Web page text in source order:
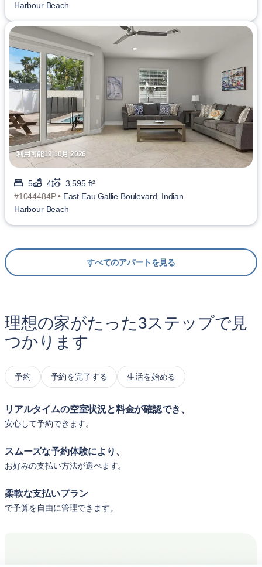
Harbour Beach
利用可能19 10月 2026
5 4
3,595 ft²
#1044484P • East Eau Gallie Boulevard, Indian
Harbour Beach
すべてのアパートを見る
理想の家がたった3ステップで見
つかります
予約 予約を完了する 生活を始める
リアルタイムの空室状況と料金が確認でき、
安心して予約できます。
スムーズな予約体験により、
お好みの支払い方法が選べます。
柔軟な支払いプラン
で予算を自由に管理できます。